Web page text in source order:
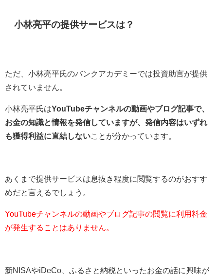
小林亮平の提供サービスは？
ただ、小林亮平氏のバンクアカデミーでは投資助言が提供
されていません。
小林亮平氏はYouTubeチャンネルの動画やブログ記事で、
お金の知識と情報を発信していますが、発信内容はいずれ
も獲得利益に直結しないことが分かっています。
あくまで提供サービスは息抜き程度に閲覧するのがおすす
めだと言えるでしょう。
YouTubeチャンネルの動画やブログ記事の閲覧に利用料金
が発生することはありません。
新NISAやiDeCo、ふるさと納税といったお金の話に興味が